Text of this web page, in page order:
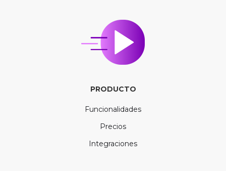
PRODUCTO
Funcionalidades
Precios
Integraciones